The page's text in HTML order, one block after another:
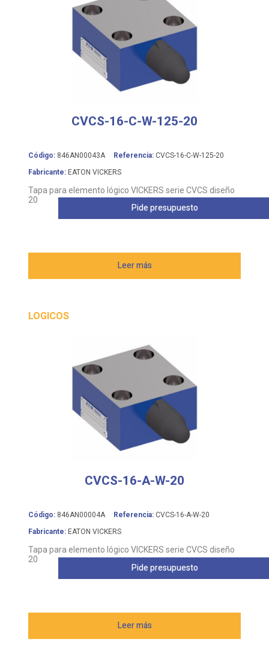
CVCS-16-C-W-125-20
Código: 846AN00043A Referencia: CVCS-16-C-W-125-20
Fabricante: EATON VICKERS
Tapa para elemento lógico VICKERS serie CVCS diseño
20
Leer más
Pide presupuesto
LOGICOS
CVCS-16-A-W-20
Código: 846AN00004A Referencia: CVCS-16-A-W-20
Fabricante: EATON VICKERS
Tapa para elemento lógico VICKERS serie CVCS diseño
20
Leer más
Pide presupuesto